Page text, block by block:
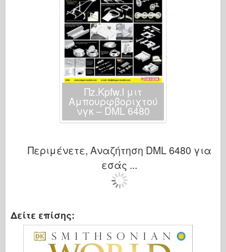
Πz.Kpfw.I μιτ
Αμπουρφβοριχτού
νγκ – DML 6480
Περιμένετε, Αναζήτηση DML 6480 για
εσάς ...
Δείτε επίσης: